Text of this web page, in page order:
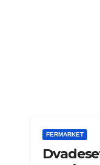
FERMARKET